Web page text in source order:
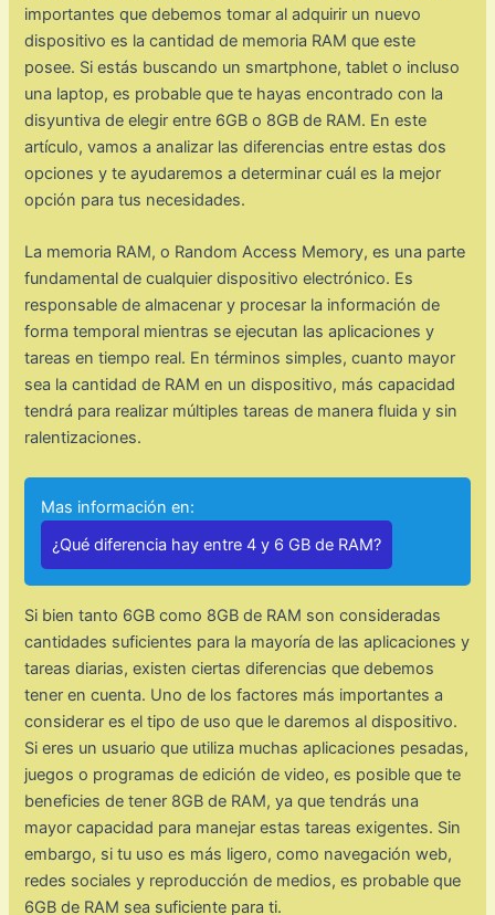
importantes que debemos tomar al adquirir un nuevo
dispositivo es la cantidad de memoria RAM que este
posee. Si estás buscando un smartphone, tablet o incluso
una laptop, es probable que te hayas encontrado con la
disyuntiva de elegir entre 6GB o 8GB de RAM. En este
artículo, vamos a analizar las diferencias entre estas dos
opciones y te ayudaremos a determinar cuál es la mejor
opción para tus necesidades.
La memoria RAM, o Random Access Memory, es una parte
fundamental de cualquier dispositivo electrónico. Es
responsable de almacenar y procesar la información de
forma temporal mientras se ejecutan las aplicaciones y
tareas en tiempo real. En términos simples, cuanto mayor
sea la cantidad de RAM en un dispositivo, más capacidad
tendrá para realizar múltiples tareas de manera fluida y sin
ralentizaciones.
Mas información en:
¿Qué diferencia hay entre 4 y 6 GB de RAM?
Si bien tanto 6GB como 8GB de RAM son consideradas
cantidades suficientes para la mayoría de las aplicaciones y
tareas diarias, existen ciertas diferencias que debemos
tener en cuenta. Uno de los factores más importantes a
considerar es el tipo de uso que le daremos al dispositivo.
Si eres un usuario que utiliza muchas aplicaciones pesadas,
juegos o programas de edición de video, es posible que te
beneficies de tener 8GB de RAM, ya que tendrás una
mayor capacidad para manejar estas tareas exigentes. Sin
embargo, si tu uso es más ligero, como navegación web,
redes sociales y reproducción de medios, es probable que
6GB de RAM sea suficiente para ti.